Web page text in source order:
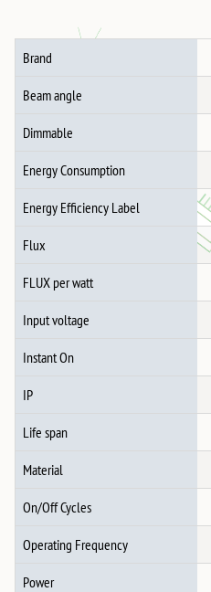
Бела
BRIDGELUX
Brand
Beam angle
Dimmable
Energy Consumption
Energy Efficiency Label
Flux
FLUX per watt
Input voltage
Instant On
IP
Life span
Material
On/Off Cycles
Operating Frequency
Power